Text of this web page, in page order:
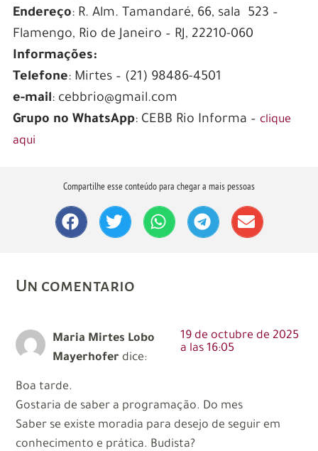
Endereço: R. Alm. Tamandaré, 66, sala 523 –
Flamengo, Rio de Janeiro – RJ, 22210-060
Informações:
Telefone: Mirtes – (21) 98486-4501
e-mail: cebbrio@gmail.com
Grupo no WhatsApp: CEBB Rio Informa – clique
aqui
Compartilhe esse conteúdo para chegar a mais pessoas
Un comentario
Maria Mirtes Lobo
Mayerhofer dice:
19 de octubre de 2025
a las 16:05
Boa tarde.
Gostaria de saber a programação. Do mes
Saber se existe moradia para desejo de seguir em
conhecimento e prática. Budista?